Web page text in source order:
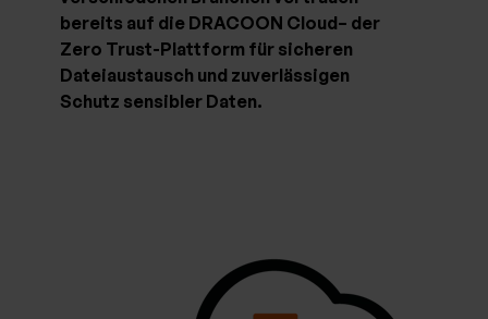
bereits auf die DRACOON Cloud– der
Zero Trust-Plattform für sicheren
Dateiaustausch und zuverlässigen
Schutz sensibler Daten.